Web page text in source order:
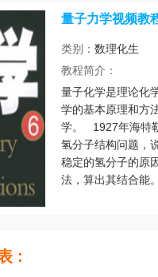
量子力学视频教
类别： 数理化生
教程简介：
量子化学是理论化
学的基本原理和方
学。 1927年海特
氢分子结构问题，
稳定的氢分子的原
法，算出其结合能
: